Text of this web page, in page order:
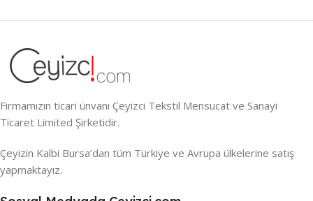
Firmamızın ticari ünvanı Çeyizci Tekstil Mensucat ve Sanayi
Ticaret Limited Şirketidir.
Çeyizin Kalbi Bursa’dan tüm Türkiye ve Avrupa ülkelerine satış
yapmaktayız.